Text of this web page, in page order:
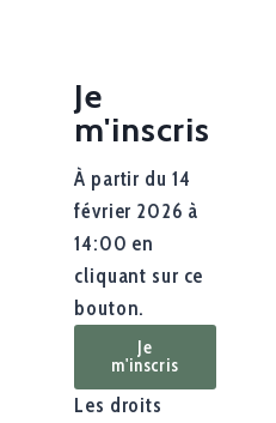
Je
m'inscris
À partir du 14
février 2026 à
14:00 en
cliquant sur ce
bouton.
Je
m'inscris
Les droits